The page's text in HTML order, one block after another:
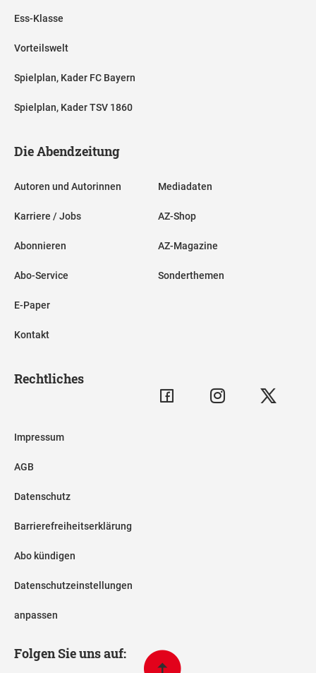
Ess-Klasse
Vorteilswelt
Spielplan, Kader FC Bayern
Spielplan, Kader TSV 1860
Die Abendzeitung
Autoren und Autorinnen
Karriere / Jobs
Abonnieren
Abo-Service
E-Paper
Kontakt
Mediadaten
AZ-Shop
AZ-Magazine
Sonderthemen
Rechtliches
Impressum
AGB
Datenschutz
Barrierefreiheitserklärung
Abo kündigen
Datenschutzeinstellungen
anpassen
Folgen Sie uns auf: